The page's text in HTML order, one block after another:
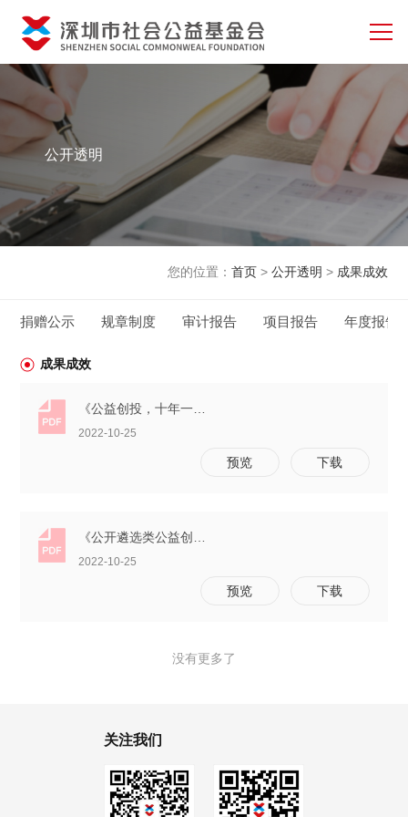
公开透明
您的位置： 首页> 公开透明 > 成果成效
捐赠公示 规章制度 审计报告 项目报告 年度报告
成果成效
没有更多了
2022-10-25
预览 下载
2022-10-25
预览 下载
关注我们